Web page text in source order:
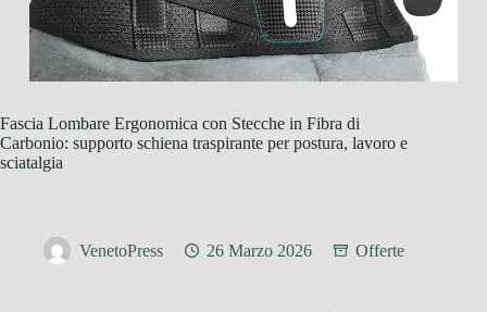
Fascia Lombare Ergonomica con Stecche in Fibra di
Carbonio: supporto schiena traspirante per postura, lavoro e
sciatalgia
VenetoPress 26 Marzo 2026 Offerte